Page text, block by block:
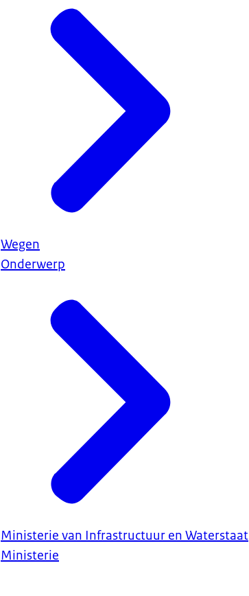
Wegen
Onderwerp
Ministerie van Infrastructuur en Waterstaat
Ministerie